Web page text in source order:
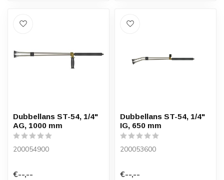
Dubbellans ST-54, 1/4"
AG, 1000 mm
200054900
€--,--
Dubbellans ST-54, 1/4"
IG, 650 mm
200053600
€--,--